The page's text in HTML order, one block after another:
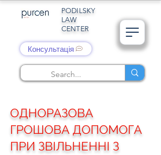
PODILSKY
LAW
CENTER
Консультація
ОДНОРАЗОВА
ГРОШОВА ДОПОМОГА
ПРИ ЗВІЛЬНЕННІ З